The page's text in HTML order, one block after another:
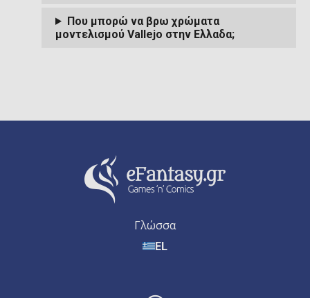
Που μπορώ να βρω χρώματα
μοντελισμού Vallejo στην Ελλαδα;
Γλώσσα
EL